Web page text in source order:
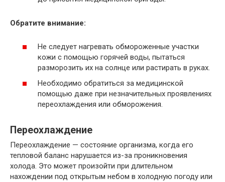
Обратите внимание:
Не следует нагревать обмороженные участки
кожи с помощью горячей воды, пытаться
разморозить их на солнце или растирать в руках.
Необходимо обратиться за медицинской
помощью даже при незначительных проявлениях
переохлаждения или обморожения.
Переохлаждение
Переохлаждение — состояние организма, когда его
тепловой баланс нарушается из-за проникновения
холода. Это может произойти при длительном
нахождении под открытым небом в холодную погоду или